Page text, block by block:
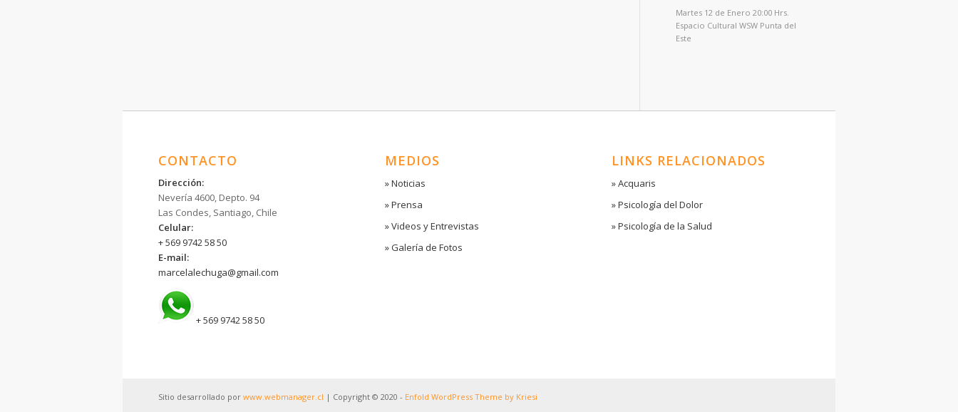
Martes 12 de Enero 20:00 Hrs.
Espacio Cultural WSW Punta del
Este
CONTACTO
Dirección:
Nevería 4600, Depto. 94
Las Condes, Santiago, Chile
Celular:
+ 569 9742 58 50
E-mail:
marcelalechuga@gmail.com
+ 569 9742 58 50
MEDIOS
» Noticias
» Prensa
» Videos y Entrevistas
» Galería de Fotos
LINKS RELACIONADOS
» Acquaris
» Psicología del Dolor
» Psicología de la Salud
Sitio desarrollado por www.webmanager.cl | Copyright © 2020 - Enfold WordPress Theme by Kriesi